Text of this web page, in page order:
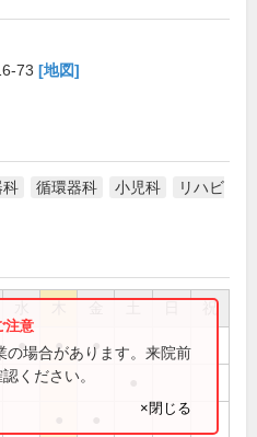
73 [地図]
科 循環器科 小児科
リハビ
祝
● ● ●
の場合があります。来院前
ください。
×閉じる